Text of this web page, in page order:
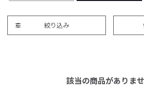
絞り込み
該当の商品がありま